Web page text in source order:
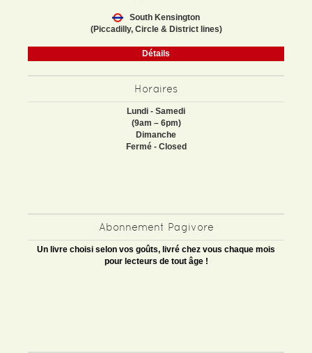
South Kensington
(Piccadilly, Circle & District lines)
Détails
Horaires
Lundi - Samedi
(9am – 6pm)
Dimanche
Fermé - Closed
Abonnement Pagivore
Un livre choisi selon vos goûts, livré chez vous chaque mois
pour lecteurs de tout âge !